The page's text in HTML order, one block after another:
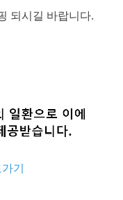
되시길 바랍니다.
기